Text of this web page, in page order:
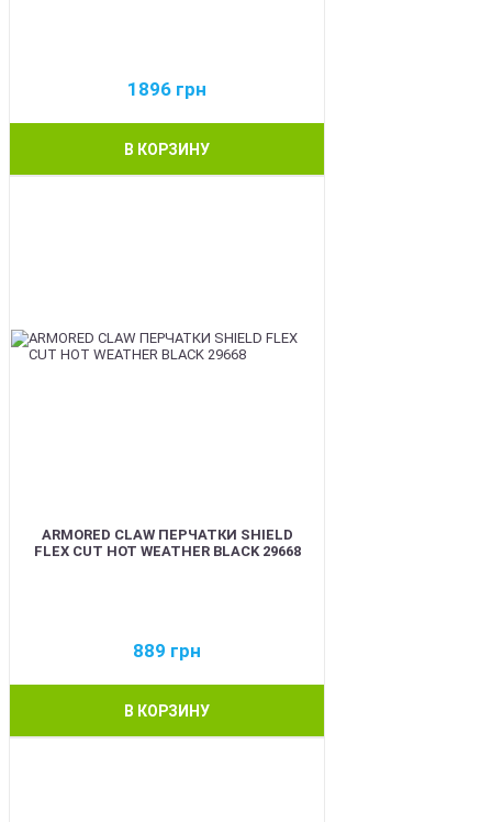
1896 грн
В КОРЗИНУ
ARMORED CLAW ПЕРЧАТКИ SHIELD
FLEX CUT HOT WEATHER BLACK 29668
889 грн
В КОРЗИНУ